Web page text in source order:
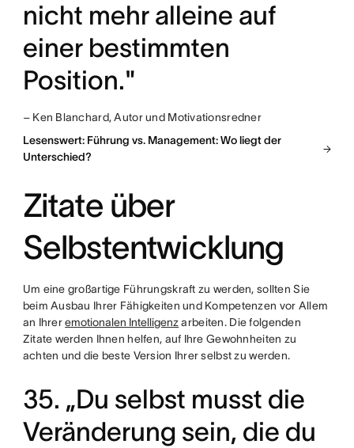
nicht mehr alleine auf
einer bestimmten
Position."
– Ken Blanchard, Autor und Motivationsredner
Lesenswert: Führung vs. Management: Wo liegt der
Unterschied?
Zitate über
Selbstentwicklung
Um eine großartige Führungskraft zu werden, sollten Sie
beim Ausbau Ihrer Fähigkeiten und Kompetenzen vor Allem
an Ihreremotionalen Intelligenzarbeiten. Die folgenden
Zitate werden Ihnen helfen, auf Ihre Gewohnheiten zu
achten und die beste Version Ihrer selbst zu werden.
35. „Du selbst musst die
Veränderung sein, die du